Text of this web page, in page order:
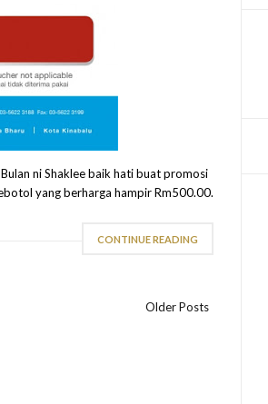
ni Shaklee baik hati buat promosi
yang berharga hampir Rm500.00.
CONTINUE READING
Older Posts